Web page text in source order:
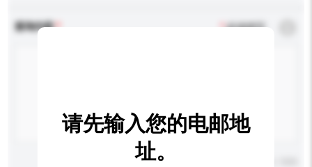
查询内容 *必须填写
请先输入您的电邮地
址。